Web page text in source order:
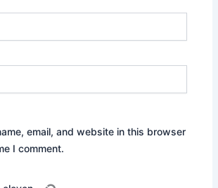
email, and website in this browser
I comment.